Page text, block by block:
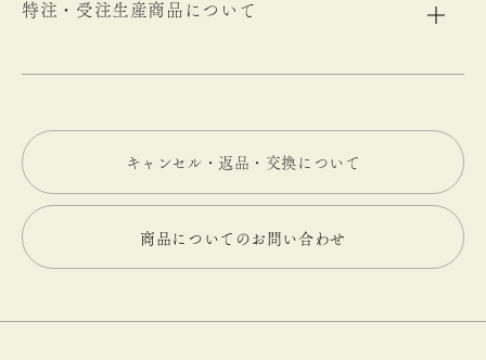
特注・受注生産商品について
キャンセル・返品・交換について
商品についてのお問い合わせ